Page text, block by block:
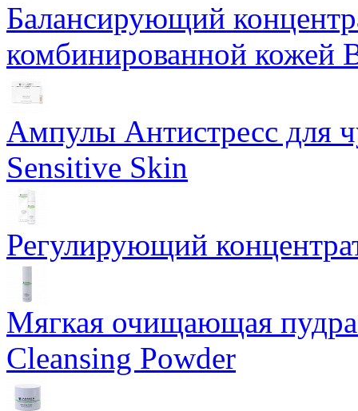
Балансирующий
комбинированной кожей
Ампулы Антистресс для
Sensitive Skin
Регулирующий
Мягкая очищающая
Cleansing Powder